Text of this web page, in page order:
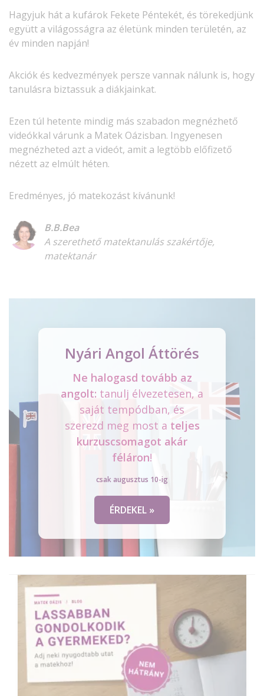
Hagyjuk hát a kufárok Fekete Péntekét, és törekedjünk
együtt a világosságra az életünk minden területén, az
év minden napján!
Akciók és kedvezmények persze vannak nálunk is, hogy
tanulásra biztassuk a diákjainkat.
Ezen túl hetente mindig más szabadon megnézhető
videókkal várunk a Matek Oázisban. Ingyenesen
megnézheted azt a videót, amit a legtöbb előfizető
nézett az elmúlt héten.
Eredményes, jó matekozást kívánunk!
B.B.Bea
A szerethető matektanulás szakértője,
matektanár
Nyári Angol Áttörés
Ne halogasd tovább az
angolt: tanulj élvezetesen, a
saját tempódban, és
szerezd meg most a teljes
kurzuscsomagot akár
féláron!
csak augusztus 10-ig
ÉRDEKEL »